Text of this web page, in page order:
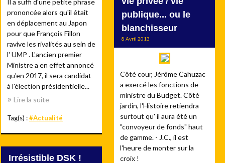
Il a suffi d'une petite phrase
prononcée alors qu'il était
en déplacement au Japon
pour que François Fillon
ravive les rivalités au sein de
l' UMP . L'ancien premier
Ministre a en effet annoncé
qu'en 2017, il sera candidat
à l'élection présidentielle...
Lire la suite
Tag(s) :#Actualité
publique... ou le
blanchisseur
8 Avril 2013
Côté cour, Jérôme Cahuzac
a exercé les fonctions de
ministre du Budget. Côté
jardin, l'Histoire retiendra
surtout qu' il aura été un
"convoyeur de fonds" haut
de gamme. - J.C., il est
l'heure de monter sur la
croix !
Irrésistible DSK !